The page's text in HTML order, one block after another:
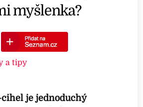
myšlenka?
a tipy
je jednoduchý